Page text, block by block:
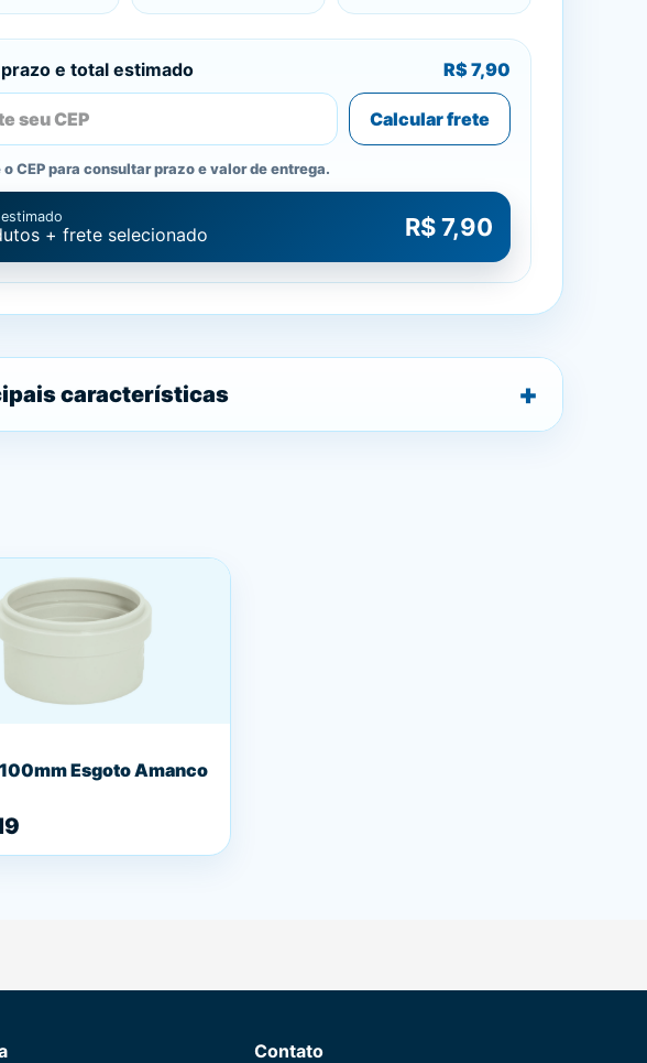
e total estimado R$ 7,90
Calcular frete
CEP para consultar prazo e valor de entrega.
+ frete selecionado R$ 7,90
características
100mm Esgoto Amanco
Contato